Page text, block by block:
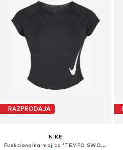
RAZPRODAJA
NIKE
Funkcionalna majica 'TEMPO SWOOSH'